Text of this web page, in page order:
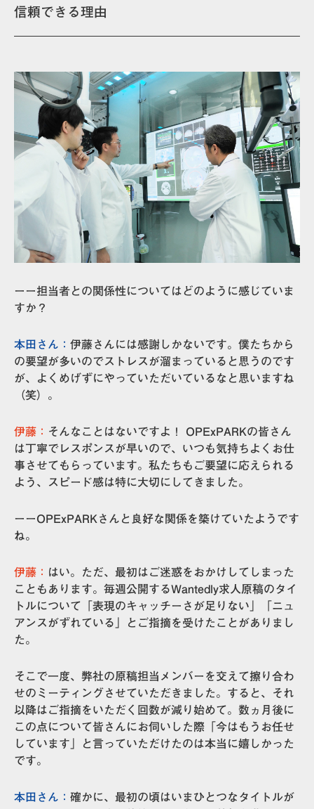
信頼できる理由
ーー担当者との関係性についてはどのように感じていま
すか？
本田さん： 伊藤さんには感謝しかないです。僕たちから
の要望が多いのでストレスが溜まっていると思うのです
が、よくめげずにやっていただいているなと思いますね
（笑）。
伊藤： そんなことはないですよ！ OPExPARKの皆さん
は丁寧でレスポンスが早いので、いつも気持ちよくお仕
事させてもらっています。私たちもご要望に応えられる
よう、スピード感は特に大切にしてきました。
ーーOPExPARKさんと良好な関係を築けていたようです
ね。
伊藤： はい。ただ、最初はご迷惑をおかけしてしまった
こともあります。毎週公開するWantedly求人原稿のタイ
トルについて「表現のキャッチーさが足りない」「ニュ
アンスがずれている」とご指摘を受けたことがありまし
た。
そこで一度、弊社の原稿担当メンバーを交えて擦り合わ
せのミーティングさせていただきました。すると、それ
以降はご指摘をいただく回数が減り始めて。数ヵ月後に
この点について皆さんにお伺いした際「今はもうお任せ
しています」と言っていただけたのは本当に嬉しかった
です。
本田さん： 確かに、最初の頃はいまひとつなタイトルが